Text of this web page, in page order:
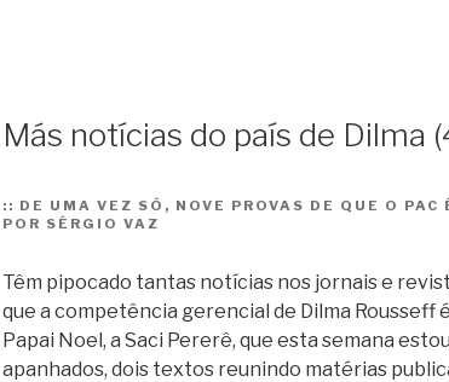
Más notícias do país de Dilma
:: DE UMA VEZ SÓ, NOVE PROVAS DE QUE O PAC
POR SÉRGIO VAZ
Têm pipocado tantas notícias nos jornais e
que a competência gerencial de Dilma Rousseff
Papai Noel, a Saci Pererê, que esta semana
apanhados, dois textos reunindo matérias